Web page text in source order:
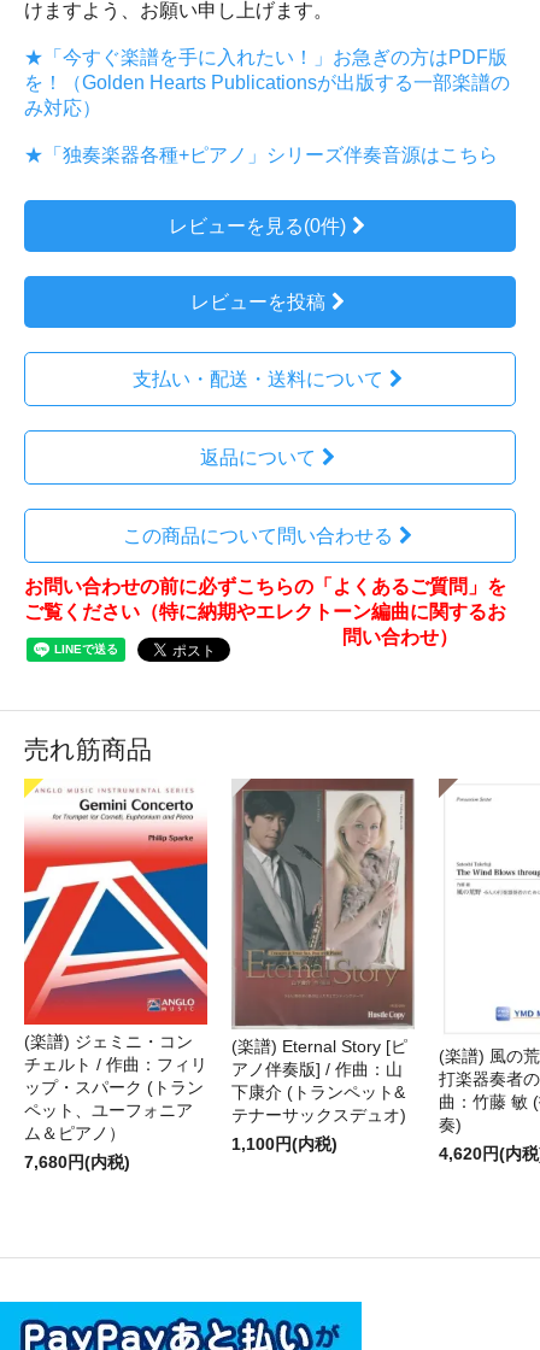
けますよう、お願い申し上げます。
★「今すぐ楽譜を手に入れたい！」お急ぎの方はPDF版
を！（Golden Hearts Publicationsが出版する一部楽譜の
み対応）
★「独奏楽器各種+ピアノ」シリーズ伴奏音源はこちら
レビューを見る(0件)
レビューを投稿
支払い・配送・送料について
返品について
この商品について問い合わせる
お問い合わせの前に必ずこちらの「よくあるご質問」を
ご覧ください（特に納期やエレクトーン編曲に関するお
問い合わせ）
売れ筋商品
(楽譜) ジェミニ・コン
チェルト / 作曲：フィリ
ップ・スパーク (トラン
ペット、ユーフォニア
ム＆ピアノ）
7,680円(内税)
(楽譜) Eternal Story [ピ
アノ伴奏版] / 作曲：山
下康介 (トランペット&
テナーサックスデュオ)
1,100円(内税)
(楽譜) 風の
打楽器奏者
曲：竹藤 敏
奏)
4,620円(内